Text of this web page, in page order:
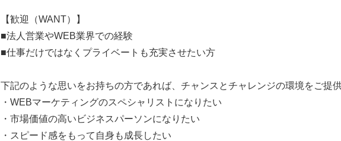
【歓迎（WANT）】
■法人営業やWEB業界での経験
■仕事だけではなくプライベートも充実させたい方
下記のような思いをお持ちの方であれば、チャンスとチャレンジの環境をご提供
・WEBマーケティングのスペシャリストになりたい
・市場価値の高いビジネスパーソンになりたい
・スピード感をもって自身も成長したい